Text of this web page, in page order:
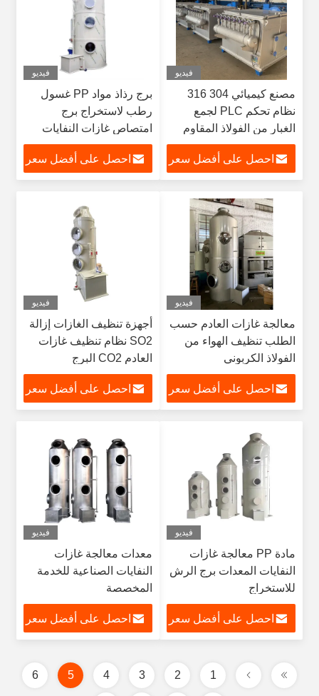
فيديو
مصنع كيميائي 304 316
نظام تحكم PLC لجمع
الغبار من الفولاذ المقاوم
للصدأ
احصل على أفضل سعر
فيديو
برج رذاذ مواد PP غسول
رطب لاستخراج برج
امتصاص غازات النفايات
احصل على أفضل سعر
فيديو
معالجة غازات العادم حسب
الطلب تنظيف الهواء من
الفولاذ الكربوني
احصل على أفضل سعر
فيديو
أجهزة تنظيف الغازات إزالة
SO2 نظام تنظيف غازات
العادم CO2 البرج
احصل على أفضل سعر
فيديو
مادة PP معالجة غازات
النفايات المعدات برج الرش
للاستخراج
احصل على أفضل سعر
فيديو
معدات معالجة غازات
النفايات الصناعية للخدمة
المخصصة
HCL/NH3/HF/H2SO4/NAOH
احصل على أفضل سعر
1
2
3
4
5
6